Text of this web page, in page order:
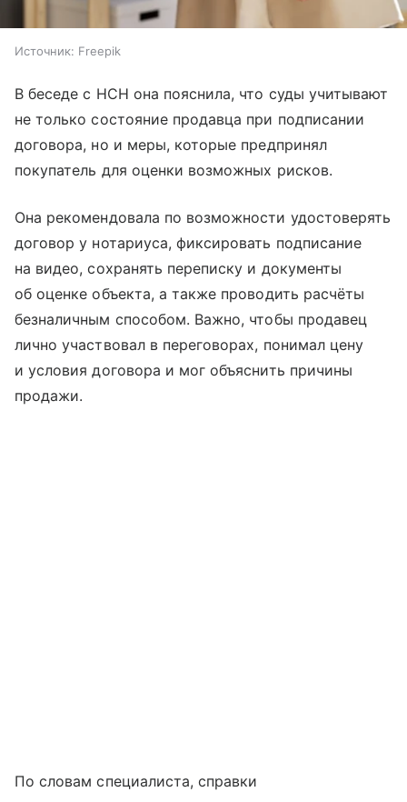
Источник: Freepik
В беседе с НСН она пояснила, что суды учитывают
не только состояние продавца при подписании
договора, но и меры, которые предпринял
покупатель для оценки возможных рисков.
Она рекомендовала по возможности удостоверять
договор у нотариуса, фиксировать подписание
на видео, сохранять переписку и документы
об оценке объекта, а также проводить расчёты
безналичным способом. Важно, чтобы продавец
лично участвовал в переговорах, понимал цену
и условия договора и мог объяснить причины
продажи.
По словам специалиста, справки